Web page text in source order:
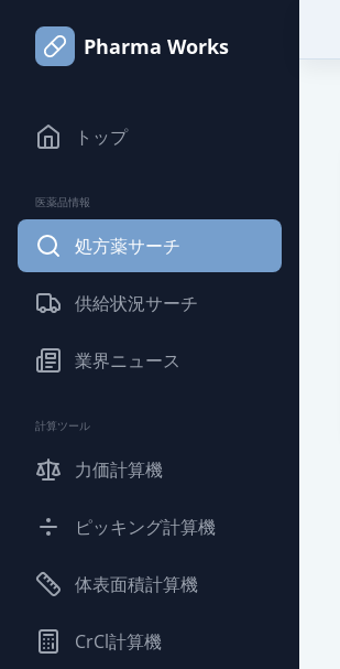
Pharma Works
トップ
医薬品情報
処方薬サーチ
供給状況サーチ
業界ニュース
計算ツール
力価計算機
ピッキング計算機
体表面積計算機
CrCl計算機